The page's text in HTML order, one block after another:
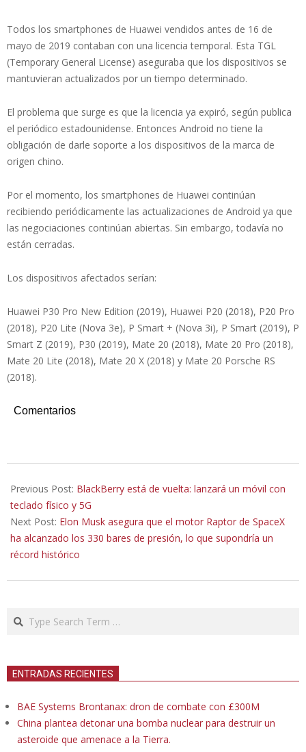
Todos los smartphones de Huawei vendidos antes de 16 de
mayo de 2019 contaban con una licencia temporal. Esta TGL
(Temporary General License) aseguraba que los dispositivos se
mantuvieran actualizados por un tiempo determinado.
El problema que surge es que la licencia ya expiró, según publica
el periódico estadounidense. Entonces Android no tiene la
obligación de darle soporte a los dispositivos de la marca de
origen chino.
Por el momento, los smartphones de Huawei continúan
recibiendo periódicamente las actualizaciones de Android ya que
las negociaciones continúan abiertas. Sin embargo, todavía no
están cerradas.
Los dispositivos afectados serían:
Huawei P30 Pro New Edition (2019), Huawei P20 (2018), P20 Pro
(2018), P20 Lite (Nova 3e), P Smart + (Nova 3i), P Smart (2019), P
Smart Z (2019), P30 (2019), Mate 20 (2018), Mate 20 Pro (2018),
Mate 20 Lite (2018), Mate 20 X (2018) y Mate 20 Porsche RS
(2018).
Comentarios
08-
20
Previous Post: BlackBerry está de vuelta: lanzará un móvil con
teclado físico y 5G
Next Post: Elon Musk asegura que el motor Raptor de SpaceX
ha alcanzado los 330 bares de presión, lo que supondría un
récord histórico
Search
ENTRADAS RECIENTES
BAE Systems Brontanax: dron de combate con £300M
China plantea detonar una bomba nuclear para destruir un
asteroide que amenace a la Tierra.